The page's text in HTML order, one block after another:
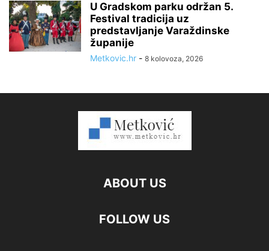
U Gradskom parku održan 5.
Festival tradicija uz
predstavljanje Varaždinske
županije
Metkovic.hr - 8 kolovoza, 2026
ABOUT US
FOLLOW US